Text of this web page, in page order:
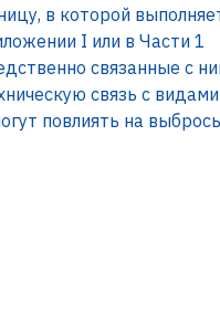
в которой
I или в Части 1
связанные с
связь с
повлиять на